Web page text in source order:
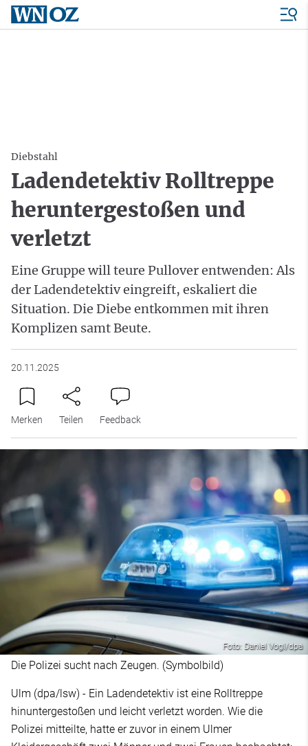
Diebstahl
Ladendetektiv Rolltreppe
heruntergestoßen und
verletzt
Eine Gruppe will teure Pullover entwenden: Als
der Ladendetektiv eingreift, eskaliert die
Situation. Die Diebe entkommen mit ihren
Komplizen samt Beute.
20.11.2025
Merken Teilen Feedback
Foto: Daniel Vogl/dpa
Die Polizei sucht nach Zeugen. (Symbolbild)
Ulm (dpa/lsw) - Ein Ladendetektiv ist eine Rolltreppe
hinuntergestoßen und leicht verletzt worden. Wie die
Polizei mitteilte, hatte er zuvor in einem Ulmer